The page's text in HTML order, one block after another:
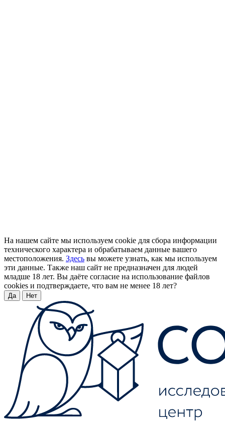
На нашем сайте мы используем cookie для сбора информации
технического характера и обрабатываем данные вашего
местоположения. Здесь вы можете узнать, как мы используем
эти данные. Также наш сайт не предназначен для людей
младше 18 лет. Вы даёте согласие на использование файлов
cookies и подтверждаете, что вам не менее 18 лет?
Да Нет